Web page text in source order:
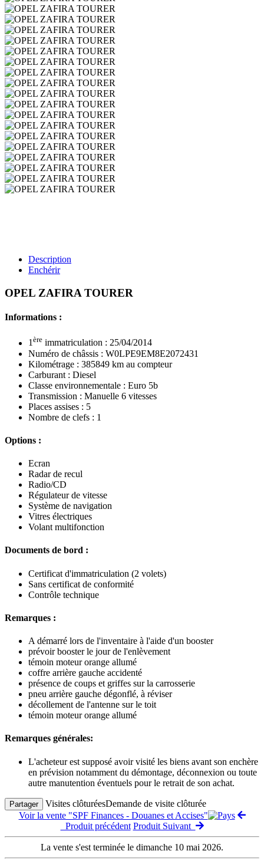
Description
Enchérir
OPEL ZAFIRA TOURER
Informations :
1ère immatriculation : 25/04/2014
Numéro de châssis : W0LPE9EM8E2072431
Kilométrage : 385849 km au compteur
Carburant : Diesel
Classe environnementale : Euro 5b
Transmission : Manuelle 6 vitesses
Places assises : 5
Nombre de clefs : 1
Options :
Ecran
Radar de recul
Radio/CD
Régulateur de vitesse
Système de navigation
Vitres électriques
Volant multifonction
Documents de bord :
Certificat d'immatriculation (2 volets)
Sans certificat de conformité
Contrôle technique
Remarques :
A démarré lors de l'inventaire à l'aide d'un booster
prévoir booster le jour de l'enlèvement
témoin moteur orange allumé
coffre arrière gauche accidenté
présence de coups et griffes sur la carrosserie
pneu arrière gauche dégonflé, à réviser
décollement de l'antenne sur le toit
témoin moteur orange allumé
Remarques générales:
L'acheteur est supposé avoir visité les biens avant son enchère
en prévision notamment du démontage, déconnexion ou toute
autre manutention éventuels pour le retrait de son achat.
Partager Visites clôturéesDemande de visite clôturée
Voir la vente "SPF Finances - Douanes et Accises"
Produit précédent Produit Suivant
La vente s'est terminée le dimanche 10 mai 2026.